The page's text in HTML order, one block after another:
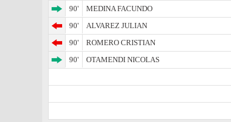
90'
MEDINA FACUNDO
90'
ALVAREZ JULIAN
90'
ROMERO CRISTIAN
90'
OTAMENDI NICOLAS